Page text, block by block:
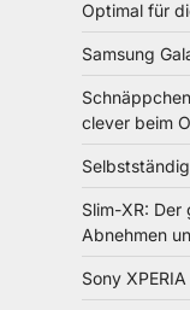
Optimal für
Samsung
clever beim
Slim-XR:
Abnehmen
Sony XPERIA